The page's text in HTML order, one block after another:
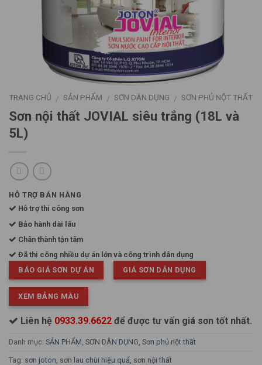
TRANG CHỦ / SẢN PHẨM / SƠN DÂN DỤNG / SƠN PHỦ NỘT THẤT
Sơn nội thất JOVIAL siêu trắng (18L và
5L)
HỖ TRỢ BÁN HÀNG
Hỗ trợ thi công sơn
Bảo hành dài lâu
Chân thành tận tâm
Đã thi công nhiều dự án lớn và công trình dân dụng
BÁO GIÁ SƠN DỰ ÁN
GIÁ SƠN DÂN DỤNG
XEM BẢNG MÀU
Liên hệ 0933.39.6622 để được tư vấn giá sơn tốt nhất.
Danh mục: SẢN PHẨM SƠN DÂN DỤNG Sơn phủ nột thất
Tag: sơn joton sơn lau chùi hiệu quả sơn nội thất